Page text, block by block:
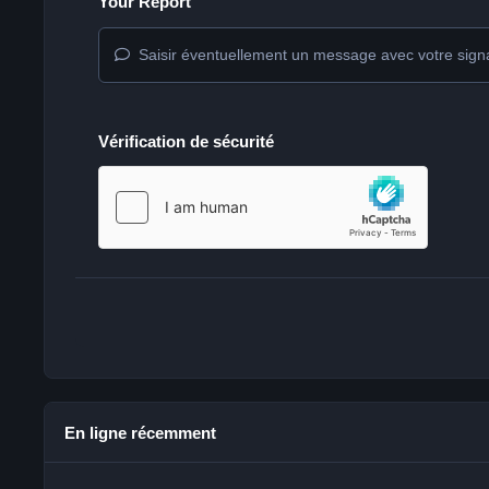
Saisir éventuellement un message avec votre
Vérification de sécurité
En ligne récemment